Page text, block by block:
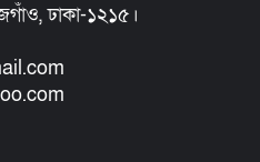
ঢাকা-১২১৫।